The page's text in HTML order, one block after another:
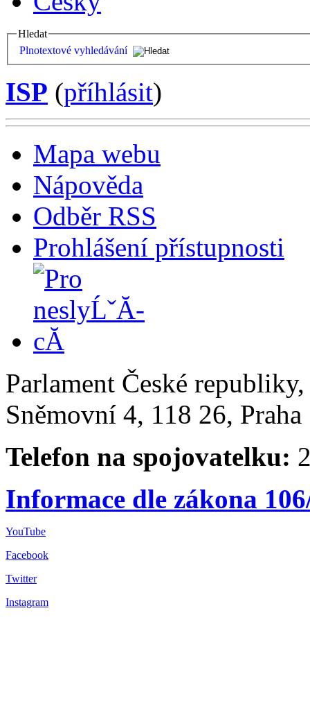
Hledat
Plnotextové vyhledávání
ISP (příhlásit)
Mapa webu
Nápověda
Odběr RSS
Prohlášení přístupnosti
Parlament České
Sněmovní 4, 118 26,
Telefon na spojovatelku:
Informace dle zákona
YouTube
Facebook
Twitter
Instagram